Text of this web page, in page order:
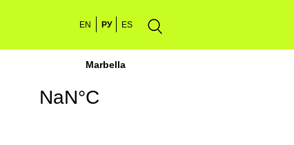
EN РУ ES